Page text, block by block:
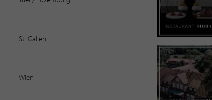
St. Gallen
Wien